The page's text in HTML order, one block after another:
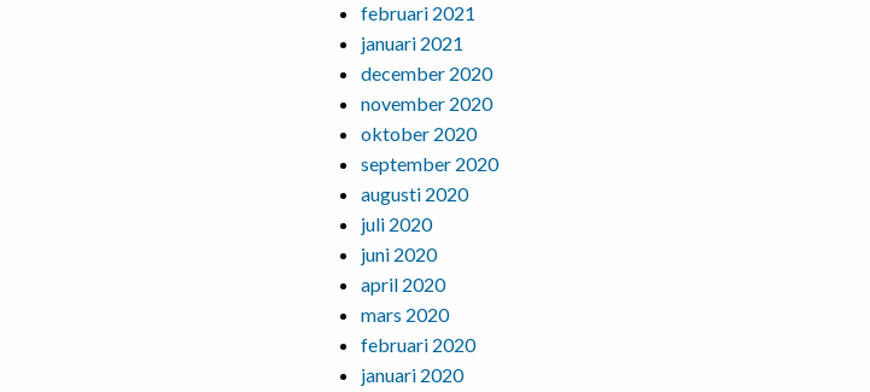
februari 2021
januari 2021
december 2020
november 2020
oktober 2020
september 2020
augusti 2020
juli 2020
juni 2020
april 2020
mars 2020
februari 2020
januari 2020